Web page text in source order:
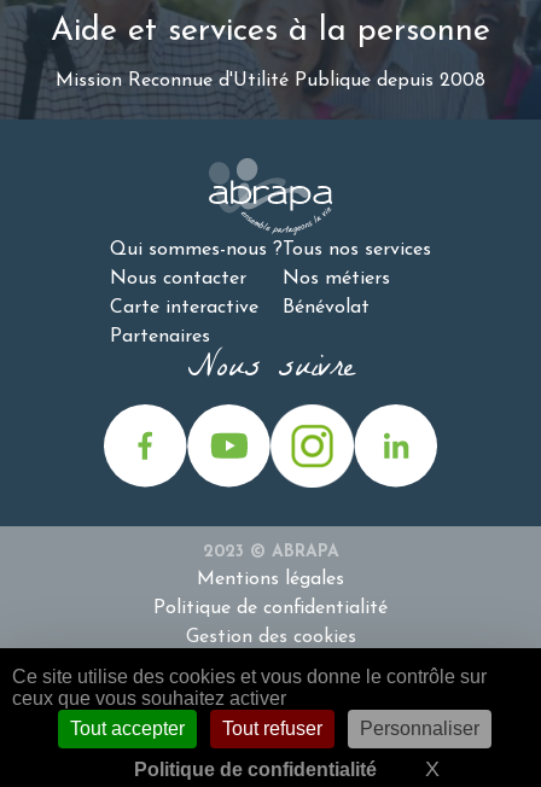
Aide et services à la personne
Mission Reconnue d'Utilité Publique depuis 2008
Qui sommes-nous ?
Nous contacter
Carte interactive
Partenaires
Tous nos services
Nos métiers
Bénévolat
Nous suivre
2023 © ABRAPA
Mentions légales
Politique de confidentialité
Gestion des cookies
Contactez-nous Carte interactive
Ce site utilise des cookies et vous donne le contrôle sur
ceux que vous souhaitez activer
Tout accepter
Tout refuser
Personnaliser
Politique de confidentialité
X